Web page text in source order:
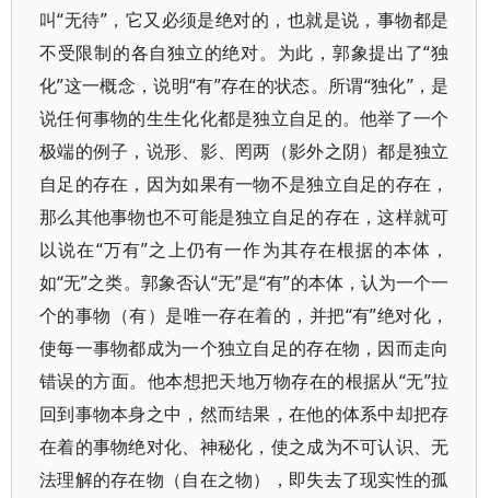
叫“无待”，它又必须是绝对的，也就是说，事物都是
不受限制的各自独立的绝对。为此，郭象提出了“独
化”这一概念，说明“有”存在的状态。所谓“独化”，是
说任何事物的生生化化都是独立自足的。他举了一个
极端的例子，说形、影、罔两（影外之阴）都是独立
自足的存在，因为如果有一物不是独立自足的存在，
那么其他事物也不可能是独立自足的存在，这样就可
以说在“万有”之上仍有一作为其存在根据的本体，
如“无”之类。郭象否认“无”是“有”的本体，认为一个一
个的事物（有）是唯一存在着的，并把“有”绝对化，
使每一事物都成为一个独立自足的存在物，因而走向
错误的方面。他本想把天地万物存在的根据从“无”拉
回到事物本身之中，然而结果，在他的体系中却把存
在着的事物绝对化、神秘化，使之成为不可认识、无
法理解的存在物（自在之物），即失去了现实性的孤